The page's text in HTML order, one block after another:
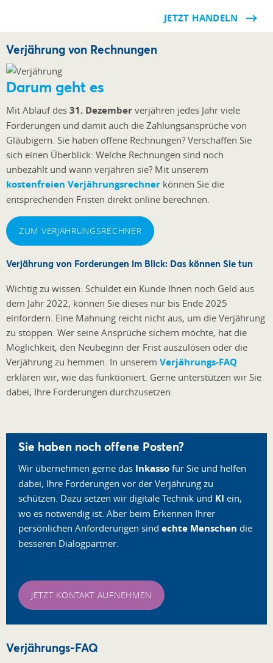
JETZT HANDELN
Verjährung von Rechnungen
Darum geht es
Mit Ablauf des 31. Dezember verjähren jedes Jahr viele
Forderungen und damit auch die Zahlungsansprüche von
Gläubigern. Sie haben offene Rechnungen? Verschaffen Sie
sich einen Überblick: Welche Rechnungen sind noch
unbezahlt und wann verjähren sie? Mit unserem
kostenfreien Verjährungsrechner können Sie die
entsprechenden Fristen direkt online berechnen.
ZUM VERJÄHRUNGSRECHNER
Verjährung von Forderungen im Blick: Das können Sie tun
Wichtig zu wissen: Schuldet ein Kunde Ihnen noch Geld aus
dem Jahr 2022, können Sie dieses nur bis Ende 2025
einfordern. Eine Mahnung reicht nicht aus, um die Verjährung
zu stoppen. Wer seine Ansprüche sichern möchte, hat die
Möglichkeit, den Neubeginn der Frist auszulösen oder die
Verjährung zu hemmen. In unserem Verjährungs-FAQ
erklären wir, wie das funktioniert. Gerne unterstützen wir Sie
dabei, Ihre Forderungen durchzusetzen.
Sie haben noch offene Posten?
Wir übernehmen gerne das Inkasso für Sie und helfen
dabei, Ihre Forderungen vor der Verjährung zu
schützen. Dazu setzen wir digitale Technik und KI ein,
wo es notwendig ist. Aber beim Erkennen Ihrer
persönlichen Anforderungen sind echte Menschen die
besseren Dialogpartner.
JETZT KONTAKT AUFNEHMEN
Verjährungs-FAQ